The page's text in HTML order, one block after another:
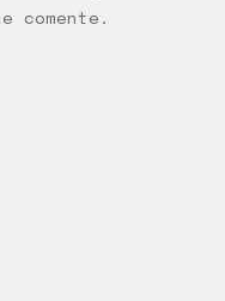
comente.